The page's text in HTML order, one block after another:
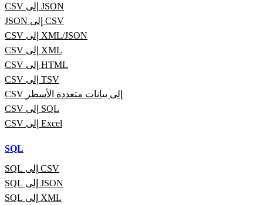
CSV إلى JSON
JSON إلى CSV
CSV إلى XML/JSON
CSV إلى XML
CSV إلى HTML
CSV إلى TSV
CSV إلى بيانات متعددة الأسطر
CSV إلى SQL
CSV إلى Excel
SQL
SQL إلى CSV
SQL إلى JSON
SQL إلى XML